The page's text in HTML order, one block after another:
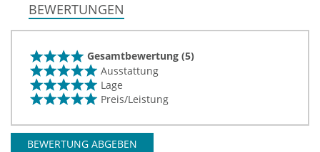
BEWERTUNGEN
Gesamtbewertung (5)
Ausstattung
Lage
Preis/Leistung
BEWERTUNG ABGEBEN